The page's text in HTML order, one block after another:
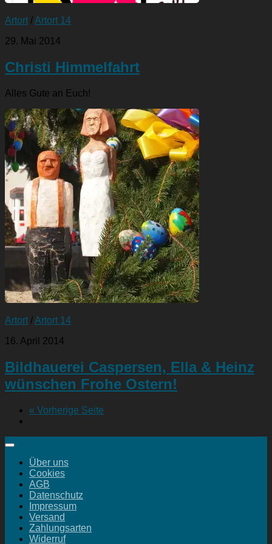
Artort /Artort 14
29. Mai 2014
Christi Himmelfahrt
Alles Gute an Euch!
Artort /Artort 14
16. April 2014
Bildhauerei Caspersen, Ella & Heinz
wünschen Frohe Ostern!
« Vorherige Seite
Über uns
Cookies
AGB
Datenschutz
Impressum
Versand
Zahlungsarten
Widerruf